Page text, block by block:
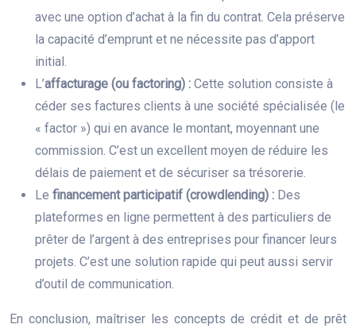
avec une option d’achat à la fin du contrat. Cela préserve
la capacité d’emprunt et ne nécessite pas d’apport
initial.
L’affacturage (ou factoring) : Cette solution consiste à
céder ses factures clients à une société spécialisée (le
« factor ») qui en avance le montant, moyennant une
commission. C’est un excellent moyen de réduire les
délais de paiement et de sécuriser sa trésorerie.
Le financement participatif (crowdlending) : Des
plateformes en ligne permettent à des particuliers de
prêter de l’argent à des entreprises pour financer leurs
projets. C’est une solution rapide qui peut aussi servir
d’outil de communication.
En conclusion, maîtriser les concepts de crédit et de prêt